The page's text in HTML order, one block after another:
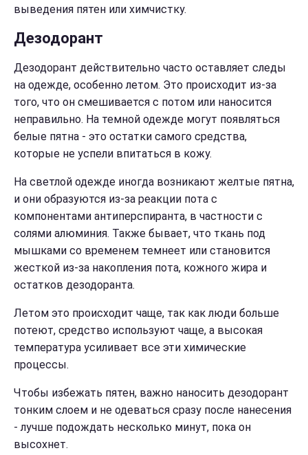
выведения пятен или химчистку.
Дезодорант
Дезодорант действительно часто оставляет следы
на одежде, особенно летом. Это происходит из-за
того, что он смешивается с потом или наносится
неправильно. На темной одежде могут появляться
белые пятна - это остатки самого средства,
которые не успели впитаться в кожу.
На светлой одежде иногда возникают желтые пятна,
и они образуются из-за реакции пота с
компонентами антиперспиранта, в частности с
солями алюминия. Также бывает, что ткань под
мышками со временем темнеет или становится
жесткой из-за накопления пота, кожного жира и
остатков дезодоранта.
Летом это происходит чаще, так как люди больше
потеют, средство используют чаще, а высокая
температура усиливает все эти химические
процессы.
Чтобы избежать пятен, важно наносить дезодорант
тонким слоем и не одеваться сразу после нанесения
- лучше подождать несколько минут, пока он
высохнет.